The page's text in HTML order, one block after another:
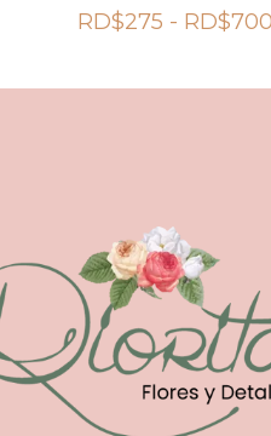
RD$275 - RD$700